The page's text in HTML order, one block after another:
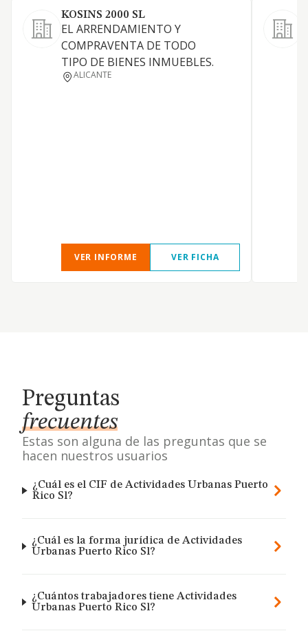
KOSINS 2000 SL
EL ARRENDAMIENTO Y
COMPRAVENTA DE TODO
TIPO DE BIENES INMUEBLES.
ALICANTE
VER INFORME VER FICHA
Preguntas
frecuentes
Estas son alguna de las preguntas que se
hacen nuestros usuarios
¿Cuál es el CIF de Actividades Urbanas Puerto
Rico Sl?
¿Cuál es la forma jurídica de Actividades
Urbanas Puerto Rico Sl?
¿Cuántos trabajadores tiene Actividades
Urbanas Puerto Rico Sl?